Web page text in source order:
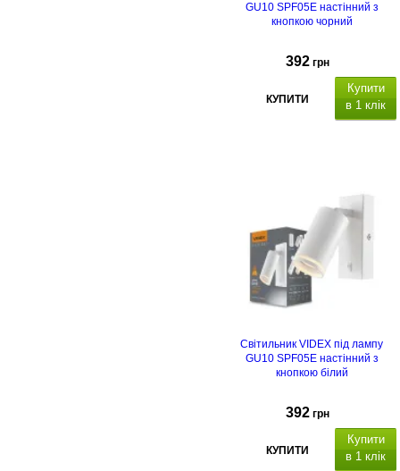
GU10 SPF05E настінний з
кнопкою чорний
392 грн
КУПИТИ
Купити
в 1 клік
Світильник VIDEX під лампу
GU10 SPF05E настінний з
кнопкою білий
392 грн
КУПИТИ
Купити
в 1 клік